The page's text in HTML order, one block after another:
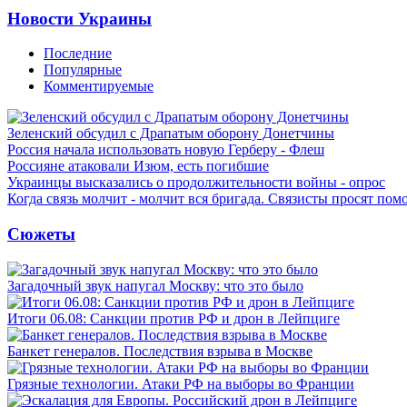
Новости Украины
Последние
Популярные
Комментируемые
Зеленский обсудил с Драпатым оборону Донетчины
Россия начала использовать новую Герберу - Флеш
Россияне атаковали Изюм, есть погибшие
Украинцы высказались о продолжительности войны - опрос
Когда связь молчит - молчит вся бригада. Связисты просят
Сюжеты
Загадочный звук напугал Москву: что это было
Итоги 06.08: Санкции против РФ и дрон в Лейпциге
Банкет генералов. Последствия взрыва в Москве
Грязные технологии. Атаки РФ на выборы во Франции